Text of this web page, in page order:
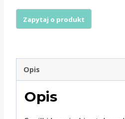
stalowe
mm
Opis
Opis